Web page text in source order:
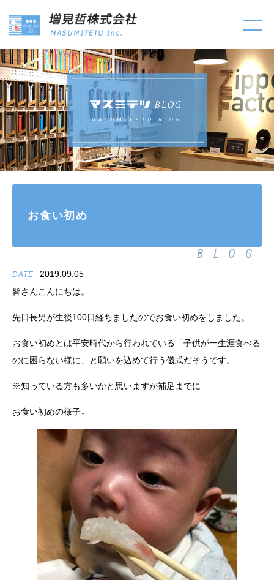
お食い初め
BLOG
DATE
2019.09.05
皆さんこんにちは。
先日長男が生後100日経ちましたのでお食い初めをしました。
お食い初めとは平安時代から行われている「子供が一生涯食べる
のに困らない様に」と願いを込めて行う儀式だそうです。
※知っている方も多いかと思いますが補足までに
お食い初めの様子↓